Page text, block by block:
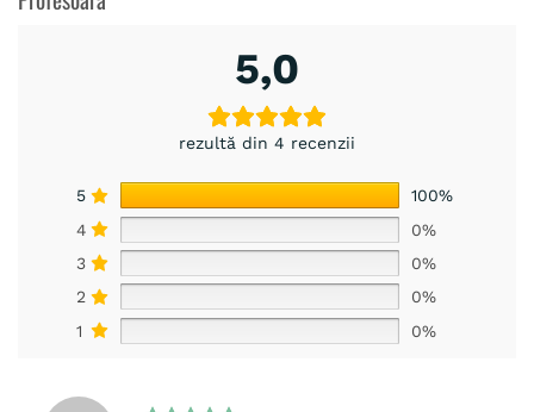
5,0
rezultă din 4 recenzii
5
100%
4
0%
3
0%
2
0%
1
0%